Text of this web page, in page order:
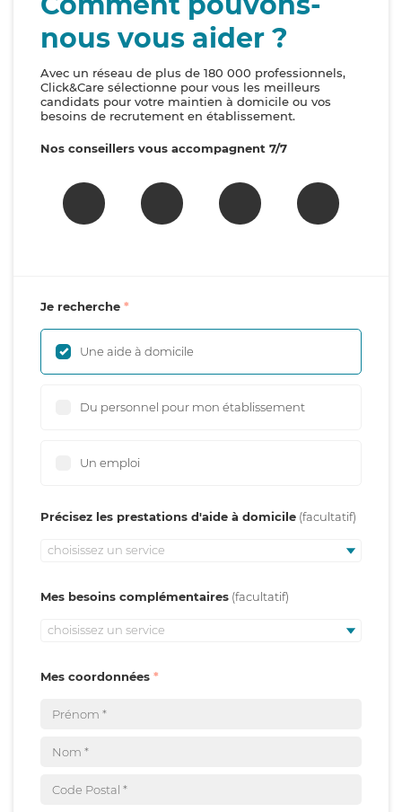
nous vous aider ?
Avec un réseau de plus de 180 000 professionnels,
Click&Care sélectionne pour vous les meilleurs
candidats pour votre maintien à domicile ou vos
besoins de recrutement en établissement.
Nos conseillers vous accompagnent 7/7
Je recherche
Une aide à domicile
Du personnel pour mon établissement
Un emploi
Précisez les prestations d'aide à domicile
choisissez un service
Mes besoins complémentaires
choisissez un service
Mes coordonnées